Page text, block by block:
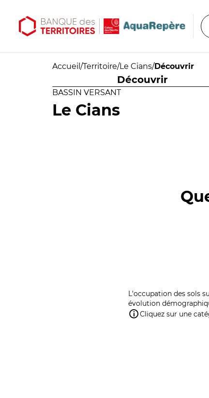
Accueil /Territoire/Le Cians/Découvrir
Découvrir
BASSIN VERSANT
Le Cians
L'occupation des sols
évolution
Cliquez sur une